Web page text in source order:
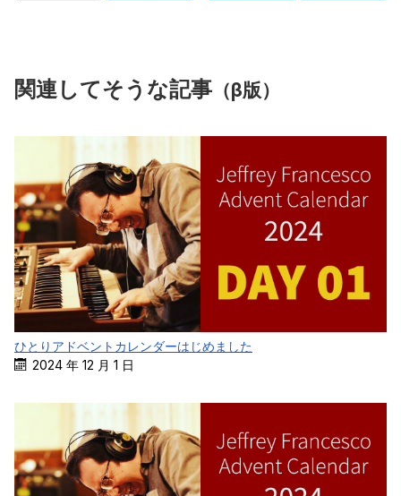
関連してそうな記事 （β版）
ひとりアドベントカレンダーはじめました
2024 年 12 月 1 日